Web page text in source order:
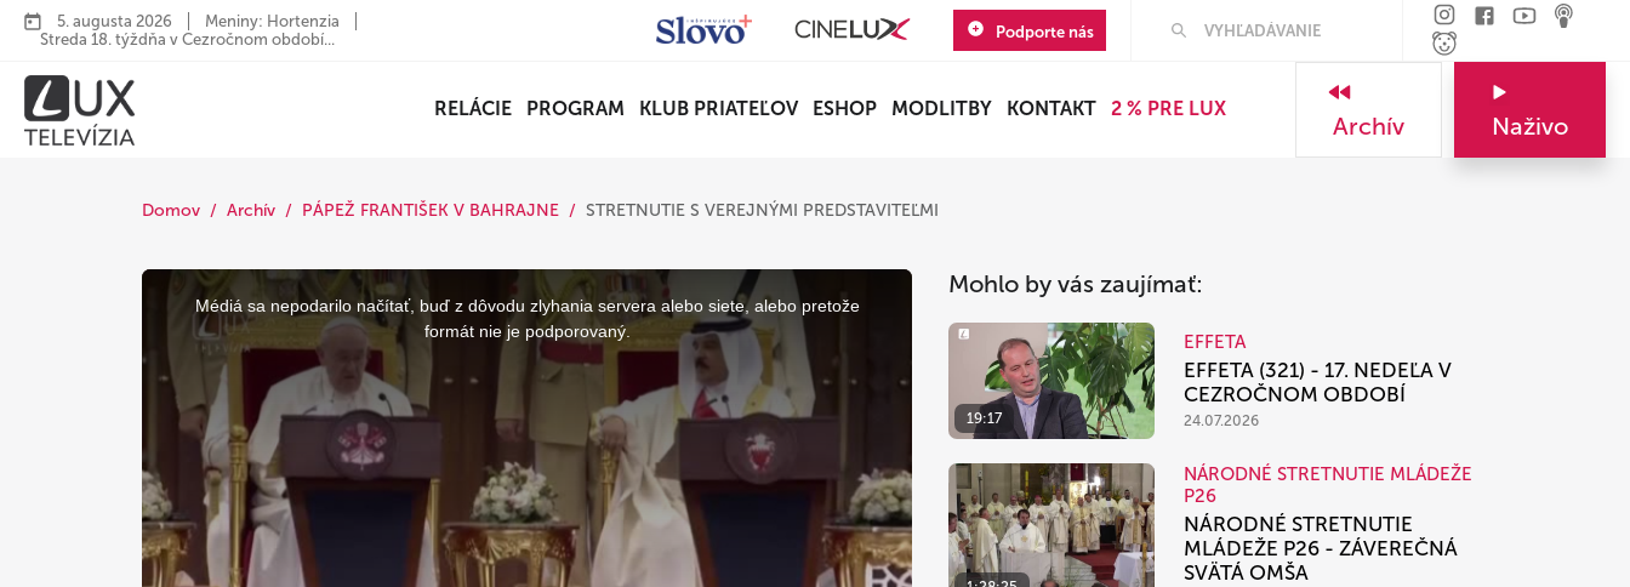
5. augusta 2026
Meniny: Hortenzia
Streda 18. týždňa v Cezročnom období...
Podporte nás
RELÁCIE PROGRAM KLUB PRIATEĽOV ESHOP MODLITBY KONTAKT 2 % PRE LUX
Archív Naživo
Domov Archív PÁPEŽ FRANTIŠEK V BAHRAJNE STRETNUTIE S VEREJNÝMI PREDSTAVITEĽMI
This
Médiá sa nepodarilo načítať, buď z dôvodu zlyhania servera alebo siete, alebo pretože
formát nie je podporovaný.
Mohlo by vás zaujímať:
19:17
EFFETA
EFFETA (321) - 17. NEDEĽA V
CEZROČNOM OBDOBÍ
24.07.2026
NÁRODNÉ STRETNUTIE MLÁDEŽE
P26
NÁRODNÉ STRETNUTIE
MLÁDEŽE P26 - ZÁVEREČNÁ
SVÄTÁ OMŠA